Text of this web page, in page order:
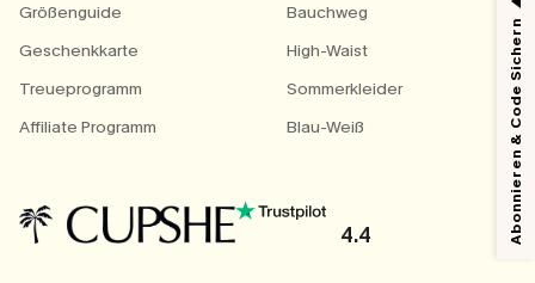
Größenguide
Geschenkkarte
Treueprogramm
Affiliate Programm
Bauchweg
High-Waist
Sommerkleider
Blau-Weiß
4.4 Abonnieren & Code Sichern